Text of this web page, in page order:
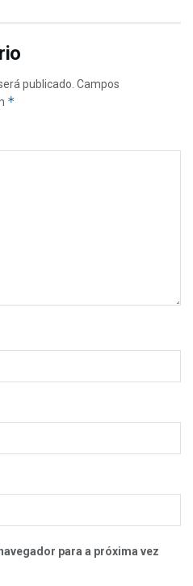
publicado. Campos
*
para a próxima vez